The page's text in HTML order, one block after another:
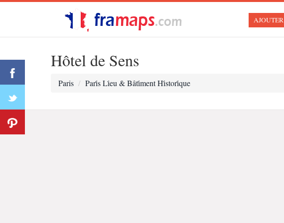
AJOUTER
Hôtel de Sens
Paris Pari̇s Li̇eu & Bâti̇ment Hi̇stori̇que